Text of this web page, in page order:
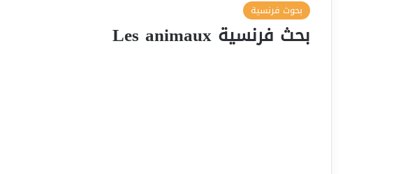
بحوث فرنسية
بحث فرنسية Les animaux